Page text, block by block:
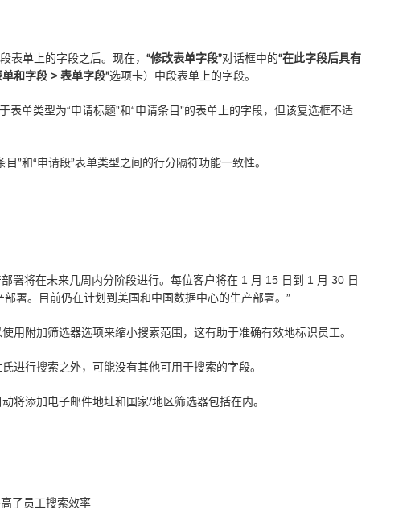
表单上的字段之后。现在， “修改表单字段”对话框中的“在此字段后具有
和字段 > 表单字段”选项卡）中段表单上的字段。
表单类型为“申请标题”和“申请条目”的表单上的字段，但该复选框不适
”和“申请段”表单类型之间的行分隔符功能一致性。
署将在未来几周内分阶段进行。每位客户将在 1 月 15 日到 1 月 30 日
署。目前仍在计划到美国和中国数据中心的生产部署。”
用附加筛选器选项来缩小搜索范围，这有助于准确有效地标识员工。
进行搜索之外，可能没有其他可用于搜索的字段。
将添加电子邮件地址和国家/地区筛选器包括在内。
了员工搜索效率